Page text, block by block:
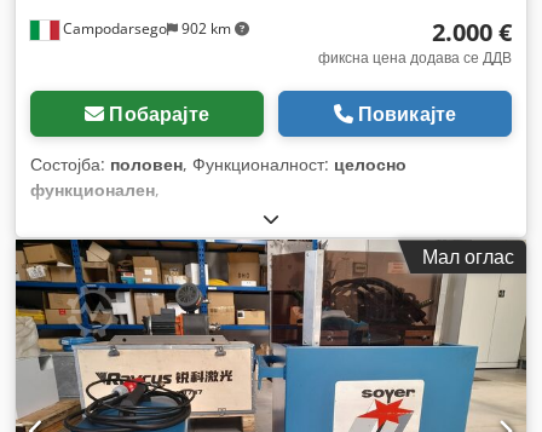
Campodarsego 902 km 2.000 €
фиксна цена додава се ДДВ
Побарајте Повикајте
Состојба: половен, Функционалност: целосно
функционален,
Мал оглас